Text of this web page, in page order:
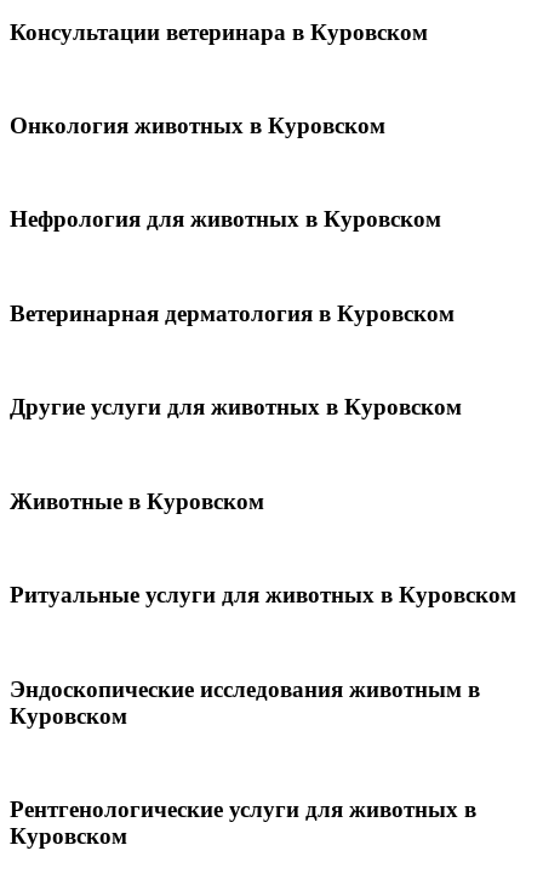
Консультации ветеринара в Куровском
Онкология животных в Куровском
Нефрология для животных в Куровском
Ветеринарная дерматология в Куровском
Другие услуги для животных в Куровском
Животные в Куровском
Ритуальные услуги для животных в Куровском
Эндоскопические исследования животным в
Куровском
Рентгенологические услуги для животных в
Куровском